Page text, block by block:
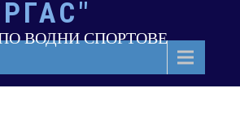
ВОДНИ СПОРТОВЕ